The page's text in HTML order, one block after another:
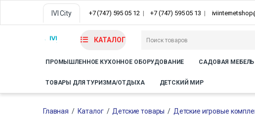
IVI City +7 (747) 595 05 12 +7 (747) 595 05 13
КАТАЛОГ
ПРОМЫШЛЕННОЕ КУХОННОЕ ОБОРУДОВАНИЕ САДОВАЯ МЕБЕЛЬ
ТОВАРЫ ДЛЯ ТУРИЗМА/ОТДЫХА ДЕТСКИЙ МИР
Главная / Каталог / Детские товары / Детские игровые